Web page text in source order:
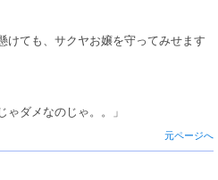
ても、サクヤお嬢を守ってみせます
ゃダメなのじゃ。。」
元ページへ